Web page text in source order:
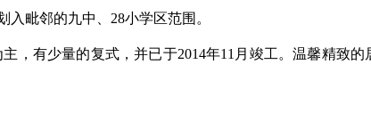
毗邻的九中、28小学区范围。
，有少量的复式，并已于2014年11月竣工。温馨精致